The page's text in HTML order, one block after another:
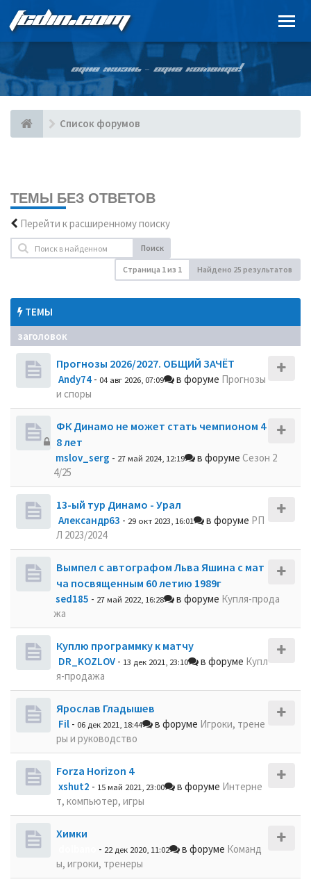
FCDIN.COM
ОДНА ЖИЗНЬ – ОДНА КОМАНДА!
Список форумов
ТЕМЫ БЕЗ ОТВЕТОВ
Перейти к расширенному поиску
Поиск
Страница 1из 1 Найдено 25 результатов
ТЕМЫ
заголовок
Прогнозы 2026/2027. ОБЩИЙ ЗАЧЁТ
Andy74 - 04 авг 2026, 07:09 в форуме Прогнозы
и споры
ФК Динамо не может стать чемпионом 4
8 лет
mslov_serg - 27 май 2024, 12:19 в форуме Сезон 2
4/25
13-ый тур Динамо - Урал
Александр63 - 29 окт 2023, 16:01 в форуме РП
Л 2023/2024
Вымпел с автографом Льва Яшина с мат
ча посвященным 60 летию 1989г
sed185 - 27 май 2022, 16:28 в форуме Купля-прода
жа
Куплю программку к матчу
DR_KOZLOV - 13 дек 2021, 23:10 в форуме Купл
я-продажа
Ярослав Гладышев
Fil - 06 дек 2021, 18:44 в форуме Игроки, трене
ры и руководство
Forza Horizon 4
xshut2 - 15 май 2021, 23:00 в форуме Интерне
т, компьютер, игры
Химки
- 22 дек 2020, 11:02 в форуме Команд
ы, игроки, тренеры